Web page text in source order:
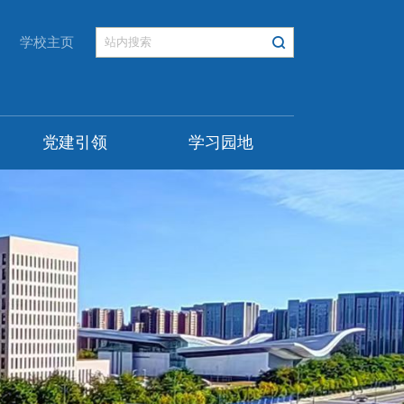
学校主页
党建引领 学习园地